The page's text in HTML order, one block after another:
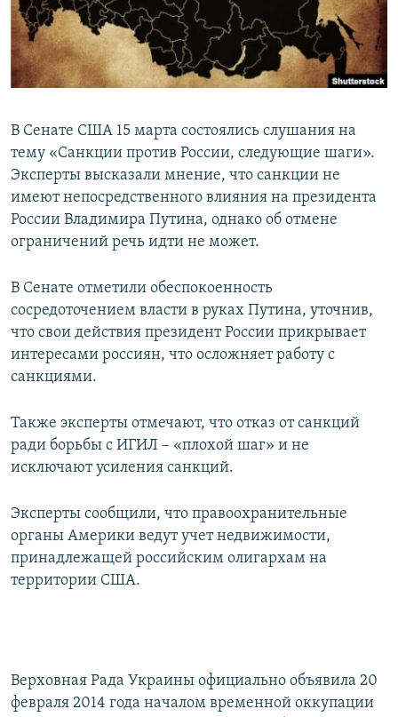
ПОБЕДИТЕЛЕЙ НЕ СУДЯТ?
КРЫМ.НЕПОКОРЕННЫЙ
ELIFBE
ПРИСОЕДИНЯЙТЕСЬ!
Все сайты RFE/RL
В Сенате США 15 марта состоялись слушания на
тему «Санкции против России, следующие шаги».
Эксперты высказали мнение, что санкции не
имеют непосредственного влияния на президента
России Владимира Путина, однако об отмене
ограничений речь идти не может.
В Сенате отметили обеспокоенность
сосредоточением власти в руках Путина, уточнив,
что свои действия президент России прикрывает
интересами россиян, что осложняет работу с
санкциями.
Также эксперты отмечают, что отказ от санкций
ради борьбы с ИГИЛ – «плохой шаг» и не
исключают усиления санкций.
Эксперты сообщили, что правоохранительные
органы Америки ведут учет недвижимости,
принадлежащей российским олигархам на
территории США.
Верховная Рада Украины официально объявила 20
февраля 2014 года началом временной оккупации